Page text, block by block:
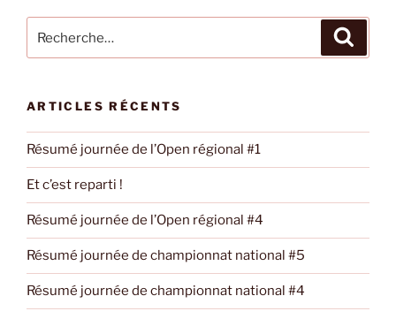
pour
ARTICLES RÉCENTS
Résumé journée de l’Open régional #1
Et c’est reparti !
Résumé journée de l’Open régional #4
Résumé journée de championnat national #5
Résumé journée de championnat national #4